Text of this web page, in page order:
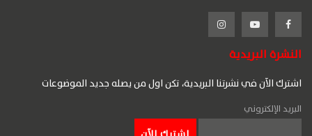
النشرة البريدية
اشترك الآن في نشرتنا البريدية، تكن اول من يصله جديد الموضوعات
البريد الإلكتروني